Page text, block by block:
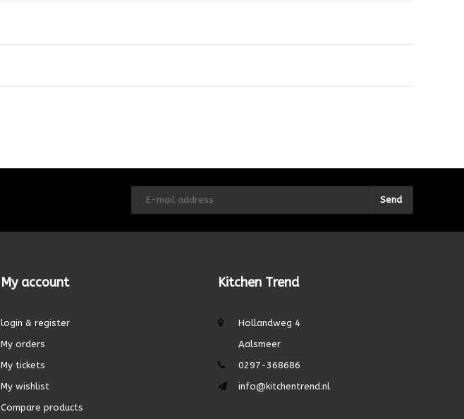
Send
My account
login & register
My orders
My tickets
My wishlist
Compare products
Kitchen Trend
Hollandweg 4
Aalsmeer
0297-368686
info@kitchentrend.nl